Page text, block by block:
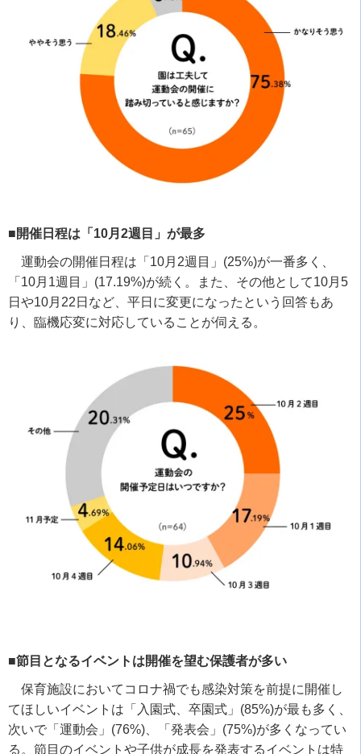
■開催日程は「10月2週目」が最多
運動会の開催日程は「 10月 2週目」 (25%)が一番多く、
「 10月 1週目」 (17.19%)が続く。また、その他として10月 5
日や10月 22 日など、平日に変更になったという回答もあ
り、臨機応変に対応していることが伺える。
■節目となるイベントは開催を望む保護者が多い
保育施設においてコロナ禍でも感染対策を前提に開催し
てほしいイベントは「入園式、卒園式」 (85%)が最も多く、
次いで「運動会」 (76%) 、「発表会」 (75%)が多くなってい
る。節目のイベントや子供が成長を発表するイベントは特